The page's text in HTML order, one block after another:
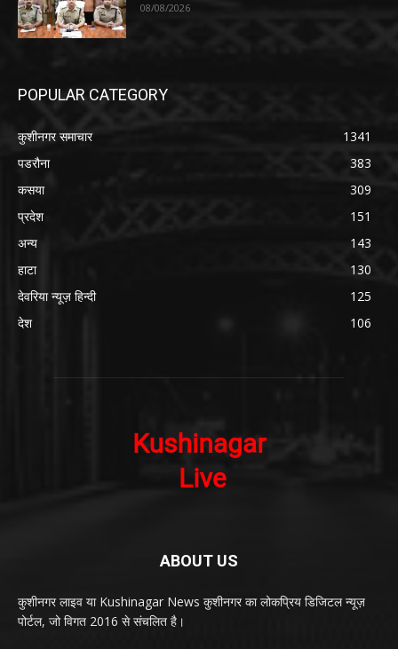
08/08/2026
POPULAR CATEGORY
कुशीनगर समाचार
1341
पडरौना
383
कसया
309
प्रदेश
151
अन्य
143
हाटा
130
देवरिया न्यूज़ हिन्दी
125
देश
106
ABOUT US
कुशीनगर लाइव या Kushinagar News कुशीनगर का लोकप्रिय डिजिटल न्यूज़
पोर्टल, जो विगत 2016 से संचलित है।